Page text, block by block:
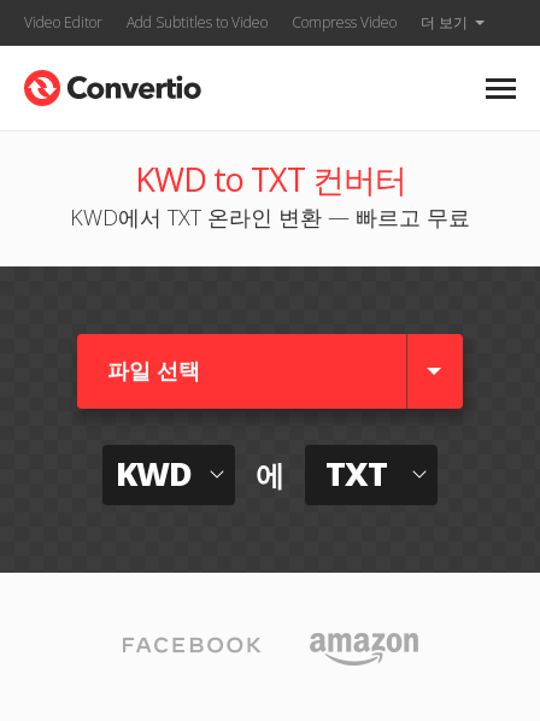
Video Editor Add Subtitles to Video Compress Video 더 보기
KWD to TXT 컨버터
KWD에서 TXT 온라인 변환 — 빠르고 무료
파일 선택
KWD 에 TXT